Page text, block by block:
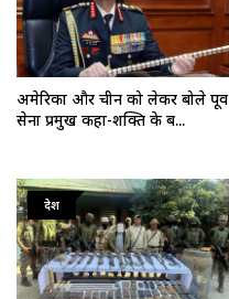
अमेरिका और चीन को लेकर बोले पूर्व
सेना प्रमुख कहा-शक्ति के ब...
देश